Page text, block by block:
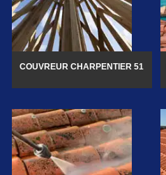
COUVREUR CHARPENTIER 51